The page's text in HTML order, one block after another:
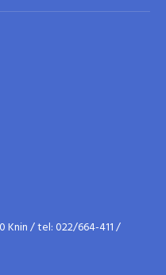
Knin / tel: 022/664-411 /